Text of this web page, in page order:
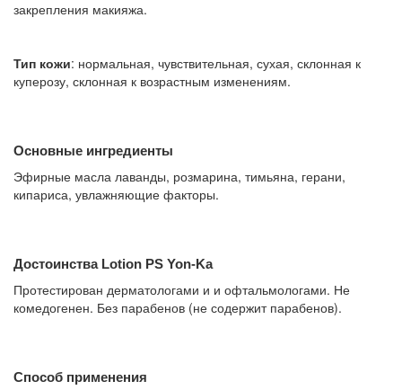
закрепления макияжа.
Тип кожи: нормальная, чувствительная, сухая, склонная к
куперозу, склонная к возрастным изменениям.
Основные ингредиенты
Эфирные масла лаванды, розмарина, тимьяна, герани,
кипариса, увлажняющие факторы.
Достоинства Lotion PS Yon-Ka
Протестирован дерматологами и и офтальмологами. Не
комедогенен. Без парабенов (не содержит парабенов).
Способ применения